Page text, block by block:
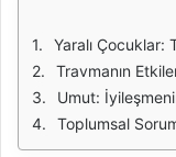
Yaralı Çocuklar:
Travmanın
Umut:
Toplumsal